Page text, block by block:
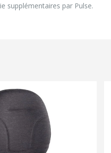
supplémentaires par Pulse.